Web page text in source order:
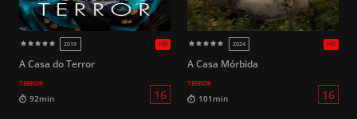
2016
A Casa do Terror
TERROR
A Casa Mórbida
TERROR